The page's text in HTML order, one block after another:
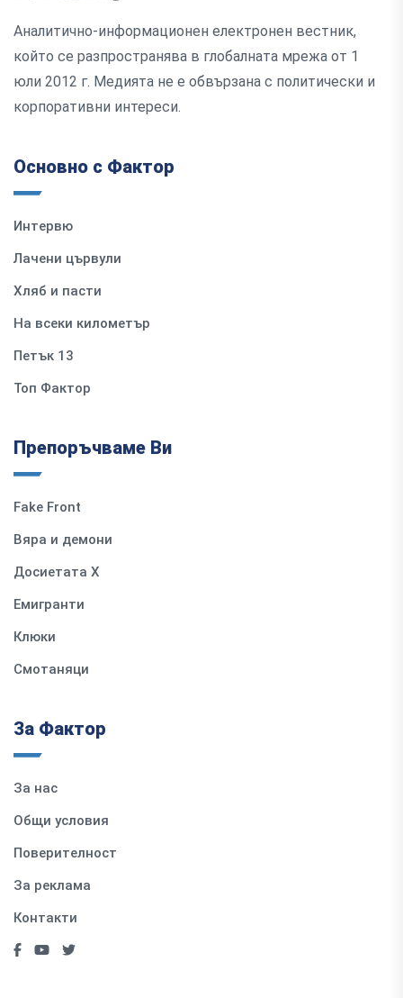
Аналитично-информационен електронен вестник,
който се разпространява в глобалната мрежа от 1
юли 2012 г. Медията не е обвързана с политически и
корпоративни интереси.
Основно с Фактор
Интервю
Лачени цървули
Хляб и пасти
На всеки километър
Петък 13
Топ Фактор
Препоръчваме Ви
Fake Front
Вяра и демони
Досиетата Х
Емигранти
Клюки
Смотаняци
За Фактор
За нас
Общи условия
Поверителност
За реклама
Контакти